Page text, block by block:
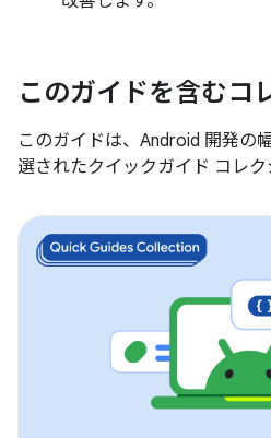
このガイドを含むコ
このガイドは、Android 開発の
選されたクイックガイド コレク